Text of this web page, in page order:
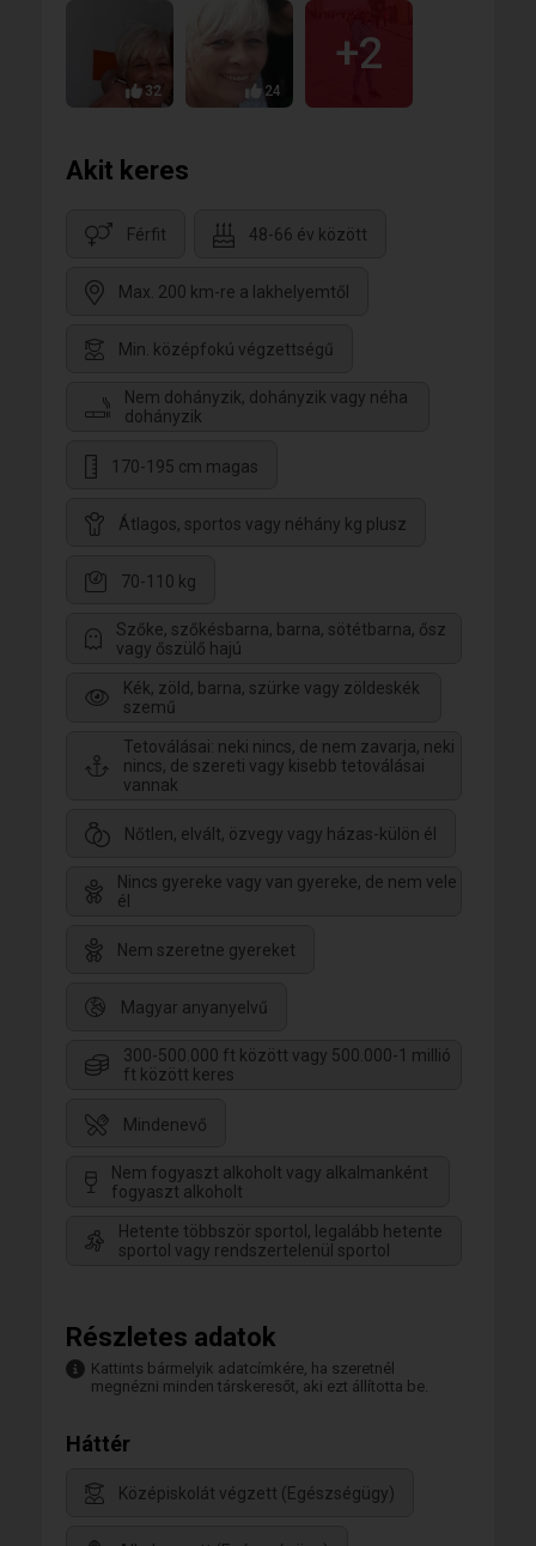
32 24
+2
Akit keres
Férfit 48-66 év között
Max. 200 km-re a lakhelyemtől
Min. középfokú végzettségű
Nem dohányzik, dohányzik vagy néha
dohányzik
170-195 cm magas
Átlagos, sportos vagy néhány kg plusz
70-110 kg
Szőke, szőkésbarna, barna, sötétbarna, ősz
vagy őszülő hajú
Kék, zöld, barna, szürke vagy zöldeskék
szemű
Tetoválásai: neki nincs, de nem zavarja, neki
nincs, de szereti vagy kisebb tetoválásai
vannak
Nőtlen, elvált, özvegy vagy házas-külön él
Nincs gyereke vagy van gyereke, de nem vele
él
Nem szeretne gyereket
Magyar anyanyelvű
300-500.000 ft között vagy 500.000-1 millió
ft között keres
Mindenevő
Nem fogyaszt alkoholt vagy alkalmanként
fogyaszt alkoholt
Hetente többször sportol, legalább hetente
sportol vagy rendszertelenül sportol
Részletes adatok
Kattints bármelyik adatcímkére, ha szeretnél
megnézni minden társkeresőt, aki ezt állította be.
Háttér
Középiskolát végzett (Egészségügy)